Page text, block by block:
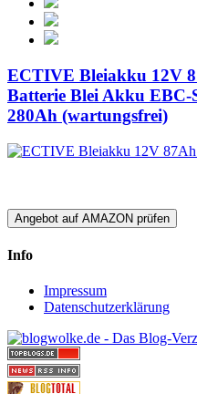
ECTIVE Bleiakku 12V
Batterie Blei Akku EBC-
280Ah (wartungsfrei)
Angebot auf AMAZON prüfen
Info
Impressum
Datenschutzerklärung